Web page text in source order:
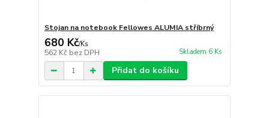
Stojan na notebook Fellowes ALUMIA stříbrný
680 Kč/Ks
562 Kč bez DPH Skladem 6 Ks
Přidat do košíku